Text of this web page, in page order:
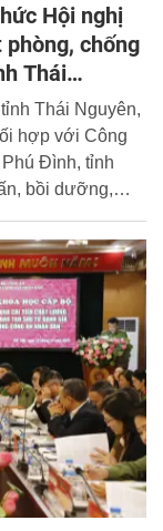
Hội nghị
chống
Thái
Thái Nguyên,
hợp với Công
Đình, tỉnh
bồi dưỡng,